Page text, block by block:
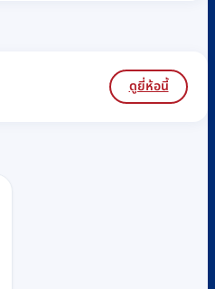
ดูยี่ห้อนี้